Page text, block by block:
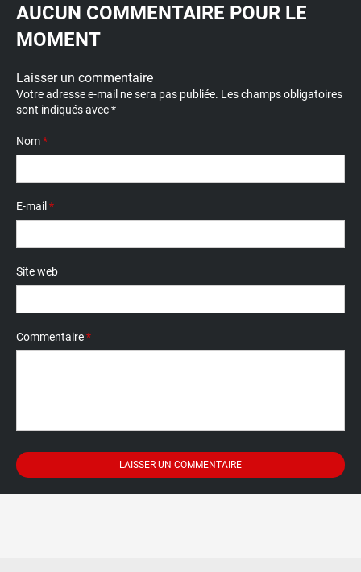
AUCUN COMMENTAIRE POUR LE
MOMENT
Laisser un commentaire
Votre adresse e-mail ne sera pas publiée. Les champs obligatoires
sont indiqués avec*
Nom*
E-mail *
Site web
Commentaire*